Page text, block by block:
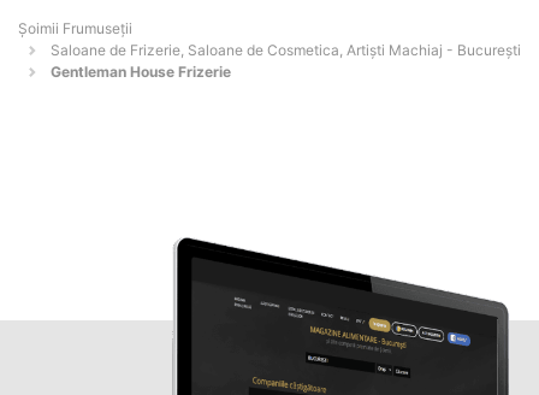
Șoimii Frumuseții
Saloane de Frizerie, Saloane de Cosmetica, Artiști Machiaj - Bucureşti
Gentleman House Frizerie